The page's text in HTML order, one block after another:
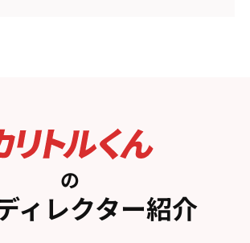
の
ィレクター紹介